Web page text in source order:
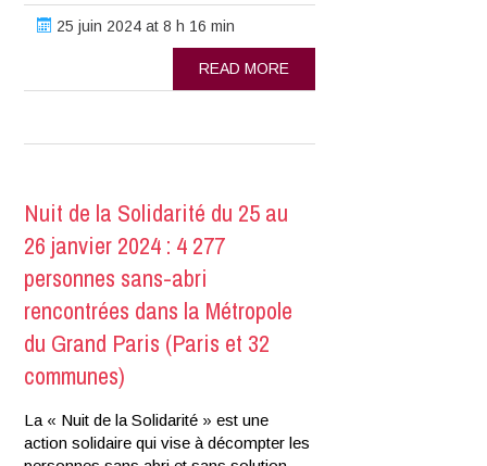
25 juin 2024 at 8 h 16 min
READ MORE
Nuit de la Solidarité du 25 au
26 janvier 2024 : 4 277
personnes sans-abri
rencontrées dans la Métropole
du Grand Paris (Paris et 32
communes)
La « Nuit de la Solidarité » est une
action solidaire qui vise à décompter les